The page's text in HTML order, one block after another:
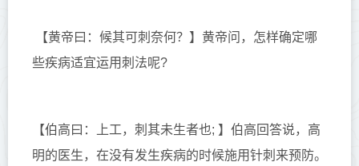
【黄帝曰：候其可刺奈何？】 黄帝问，怎样确定哪
些疾病适宜运用刺法呢?
【伯高曰：上工，刺其未生者也; 】 伯高回答说，高
明的医生，在没有发生疾病的时候施用针刺来预防。